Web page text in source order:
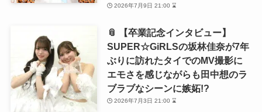
2026年7月9日 21:00 ⌛
📎 【卒業記念インタビュー】
SUPER☆GiRLSの坂林佳奈が7年
ぶりに訪れたタイでのMV撮影に
エモさを感じながらも田中想のラ
ブラブなシーンに嫉妬!?
2026年7月3日 21:00 ⌛